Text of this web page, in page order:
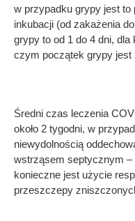
w przypadku grypy jest to
inkubacji (od zakażenia
grypy to od 1 do 4 dni,
czym początek grypy jest
Średni czas leczenia
około 2 tygodni, w
niewydolnością
wstrząsem septycznym
konieczne jest użycie
przeszczepy